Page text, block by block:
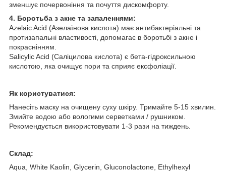
зменшує почервоніння та почуття дискомфорту.
4. Боротьба з акне та запаленнями:
Azelaic Acid (Азелаїнова кислота) має антибактеріальні та
протизапальні властивості, допомагає в боротьбі з акне і
покраснінням.
Salicylic Acid (Саліцилова кислота) є бета-гідроксильною
кислотою, яка очищує пори та сприяє ексфоліації.
Як користуватися:
Нанесіть маску на очищену суху шкіру. Тримайте 5-15 хвилин.
Змийте водою або вологими серветками / рушником.
Рекомендується використовувати 1-3 рази на тиждень.
Склад:
Aqua, White Kaolin, Glycerin, Gluconolactone, Ethylhexyl